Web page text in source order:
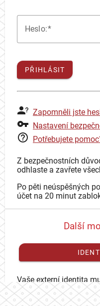
Heslo:
PŘIHLÁSIT
Zapomněli jste
Nastavení
Potřebujete
Z bezpečnostních
odhlaste a zavřete
Po pěti neúspěšných
účet na 20 minut
Další
Vaše externí identita
se mohli přihlásit ke